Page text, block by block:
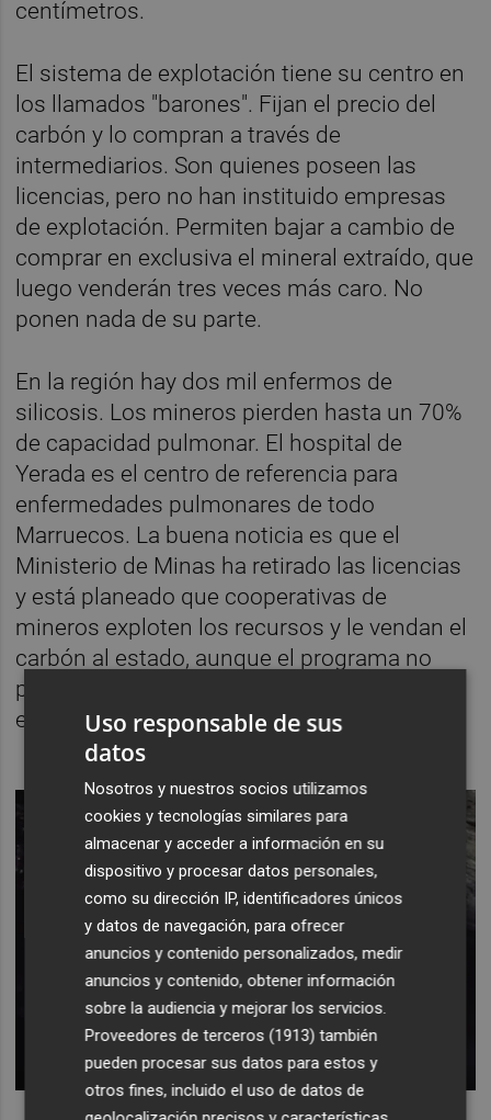
centímetros.
El sistema de explotación tiene su centro en
los llamados "barones". Fijan el precio del
carbón y lo compran a través de
intermediarios. Son quienes poseen las
licencias, pero no han instituido empresas
de explotación. Permiten bajar a cambio de
comprar en exclusiva el mineral extraído, que
luego venderán tres veces más caro. No
ponen nada de su parte.
En la región hay dos mil enfermos de
silicosis. Los mineros pierden hasta un 70%
de capacidad pulmonar. El hospital de
Yerada es el centro de referencia para
enfermedades pulmonares de todo
Marruecos. La buena noticia es que el
Ministerio de Minas ha retirado las licencias
y está planeado que cooperativas de
mineros exploten los recursos y le vendan el
carbón al estado, aunque el programa no
pudo confirmar que este nuevo modelo ya
esté implementado.
Uso responsable de sus
datos
Nosotros y nuestros socios utilizamos
cookies y tecnologías similares para
almacenar y acceder a información en su
dispositivo y procesar datos personales,
como su dirección IP, identificadores únicos
y datos de navegación, para ofrecer
anuncios y contenido personalizados, medir
anuncios y contenido, obtener información
sobre la audiencia y mejorar los servicios.
Proveedores de terceros (1913) también
pueden procesar sus datos para estos y
otros fines, incluido el uso de datos de